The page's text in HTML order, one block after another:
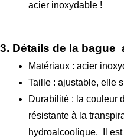
acier inoxydable !
3. Détails de la bague
Matériaux : acier
Taille : ajustable, elle
Durabilité : la couleur
résistante à la
hydroalcoolique. Il